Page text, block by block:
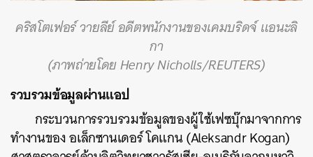
คริสโตเฟอร์ วายลีย์ อดีตพนักงานของเคมบริดจ์ แอนะลิ
กา
(ภาพถ่ายโดย Henry Nicholls/REUTERS)
รวบรวมข้อมูลผ่านแอป
กระบวนการรวบรวมข้อมูลของผู้ใช้เฟซบุ๊กมาจากการ
ทำงานของ อเล็กซานเดอร์ โคแกน (Aleksandr Kogan)